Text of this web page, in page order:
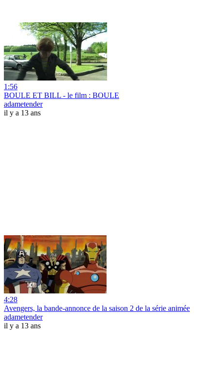
1:56
BOULE ET BILL - le film : BOULE
adametender
il y a 13 ans
4:28
Avengers, la bande-annonce de la saison 2 de la série animée
adametender
il y a 13 ans